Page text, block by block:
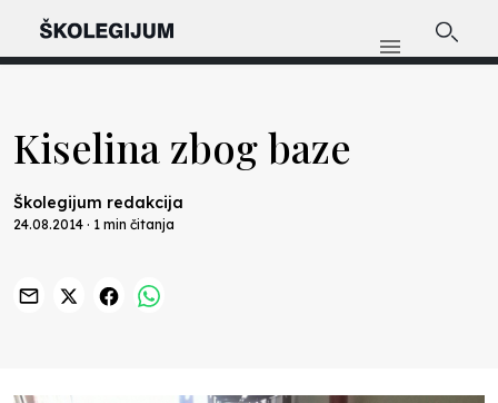
Kiselina zbog baze
Školegijum redakcija
24.08.2014 · 1 min čitanja